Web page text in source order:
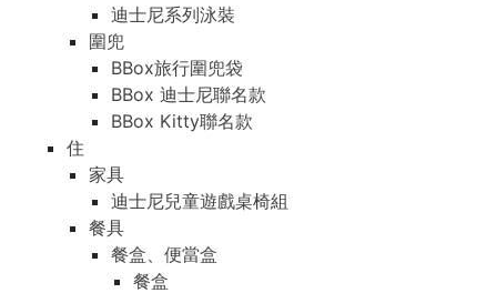
迪士尼系列泳裝
圍兜
BBox旅行圍兜袋
BBox 迪士尼聯名款
BBox Kitty聯名款
住
家具
迪士尼兒童遊戲桌椅組
餐具
餐盒、便當盒
餐盒